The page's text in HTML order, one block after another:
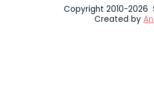
Copyright 2010-2026
Created by